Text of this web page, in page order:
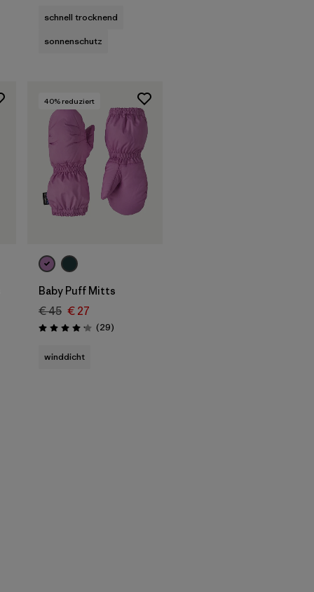
schnell trocknend
sonnenschutz
40% reduziert
Baby Puff Mitts
€ 45 € 27
Bewertung: 4.1 / 5
(29Rezensionen
)
winddicht